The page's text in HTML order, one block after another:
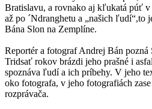
Bratislavu, a rovnako aj kľukatá púť v
až po ´Ndranghetu a „našich ľudí“,to
Bána Slon na Zemplíne.
Reportér a fotograf Andrej Bán pozná
Tridsať rokov brázdi jeho prašné i
spoznáva ľudí a ich príbehy. V jeho
oko fotografa, v jeho fotografiách
rozprávača.